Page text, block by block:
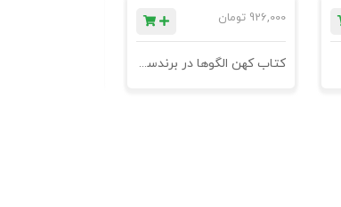
926,000 تومان
کتاب کهن الگوها در برندسازی - ابزاری برای خلاقها و استراتژیست ها